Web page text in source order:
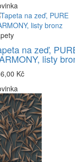
na zeď,
listy
Kč